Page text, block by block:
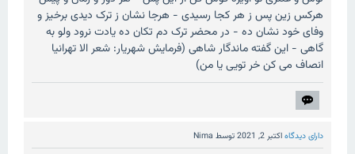
هرکس زین پس ز هر کجا رسیدی - هرجا نشان ز ترک دیدی برخیز و
وفای خود نشان ده - در محضر ترک دم تکان ده یادت نرود ولو به
گاهی - این گفته ماندگار شاهی (فرمایش شهریار: شعر الا تهرانیا
انصاف می کن خر تویی یا من)
دارای دیدگاهاکتبر 2, 2021 توسط Nima